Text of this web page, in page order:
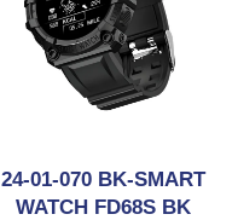
24-01-070 BK-SMART
WATCH FD68S BK